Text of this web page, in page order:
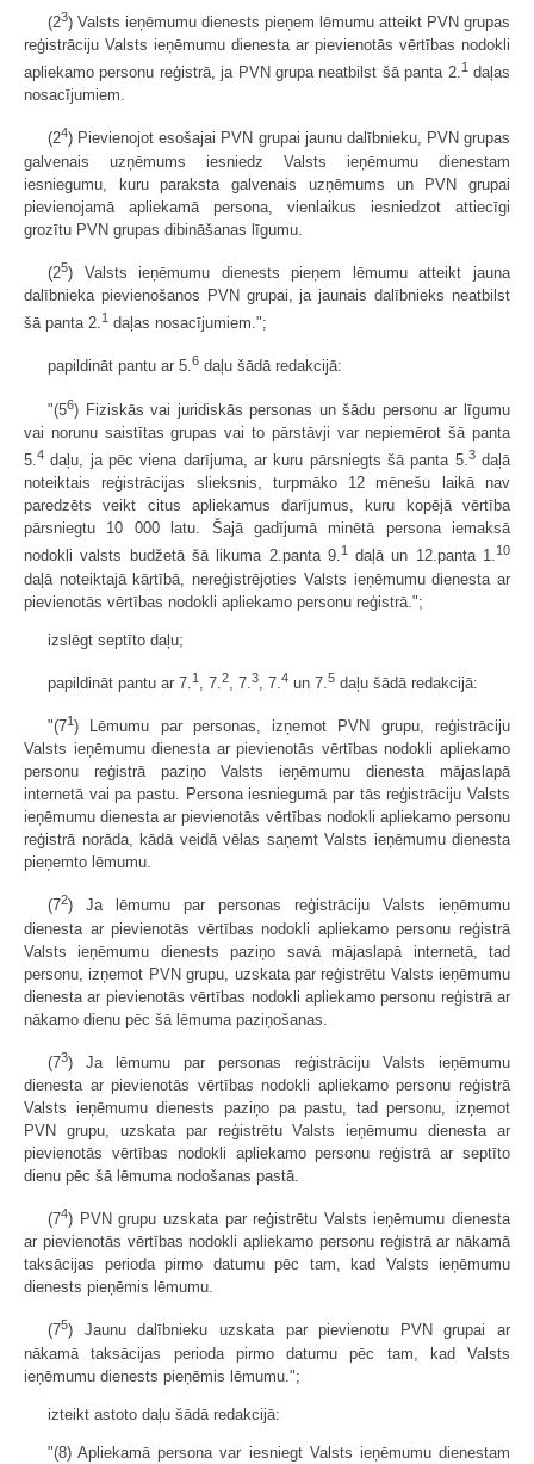
(23) Valsts ieņēmumu dienests pieņem lēmumu atteikt PVN grupas
reģistrāciju Valsts ieņēmumu dienesta ar pievienotās vērtības nodokli
apliekamo personu reģistrā, ja PVN grupa neatbilst šā panta 2.1daļas
nosacījumiem.
(24) Pievienojot esošajai PVN grupai jaunu dalībnieku, PVN grupas
galvenais uzņēmums iesniedz Valsts ieņēmumu dienestam
iesniegumu, kuru paraksta galvenais uzņēmums un PVN grupai
pievienojamā apliekamā persona, vienlaikus iesniedzot attiecīgi
grozītu PVN grupas dibināšanas līgumu.
(25) Valsts ieņēmumu dienests pieņem lēmumu atteikt jauna
dalībnieka pievienošanos PVN grupai, ja jaunais dalībnieks neatbilst
šā panta 2.1 daļas nosacījumiem.";
papildināt pantu ar 5.6 daļu šādā redakcijā:
"(56) Fiziskās vai juridiskās personas un šādu personu ar līgumu
vai norunu saistītas grupas vai to pārstāvji var nepiemērot šā panta
5.4 daļu, ja pēc viena darījuma, ar kuru pārsniegts šā panta 5.3daļā
noteiktais reģistrācijas slieksnis, turpmāko 12 mēnešu laikā nav
paredzēts veikt citus apliekamus darījumus, kuru kopējā vērtība
pārsniegtu 10 000 latu. Šajā gadījumā minētā persona iemaksā
nodokli valsts budžetā šā likuma 2.panta 9.1 daļā un 12.panta 1.10
daļā noteiktajā kārtībā, nereģistrējoties Valsts ieņēmumu dienesta ar
pievienotās vērtības nodokli apliekamo personu reģistrā.";
izslēgt septīto daļu;
papildināt pantu ar 7. 1 , 7. 2 , 7. 3 , 7. 4 un 7. 5 daļu šādā redakcijā:
"(71) Lēmumu par personas, izņemot PVN grupu, reģistrāciju
Valsts ieņēmumu dienesta ar pievienotās vērtības nodokli apliekamo
personu reģistrā paziņo Valsts ieņēmumu dienesta mājaslapā
internetā vai pa pastu. Persona iesniegumā par tās reģistrāciju Valsts
ieņēmumu dienesta ar pievienotās vērtības nodokli apliekamo personu
reģistrā norāda, kādā veidā vēlas saņemt Valsts ieņēmumu dienesta
pieņemto lēmumu.
(72) Ja lēmumu par personas reģistrāciju Valsts ieņēmumu
dienesta ar pievienotās vērtības nodokli apliekamo personu reģistrā
Valsts ieņēmumu dienests paziņo savā mājaslapā internetā, tad
personu, izņemot PVN grupu, uzskata par reģistrētu Valsts ieņēmumu
dienesta ar pievienotās vērtības nodokli apliekamo personu reģistrā ar
nākamo dienu pēc šā lēmuma paziņošanas.
(73) Ja lēmumu par personas reģistrāciju Valsts ieņēmumu
dienesta ar pievienotās vērtības nodokli apliekamo personu reģistrā
Valsts ieņēmumu dienests paziņo pa pastu, tad personu, izņemot
PVN grupu, uzskata par reģistrētu Valsts ieņēmumu dienesta ar
pievienotās vērtības nodokli apliekamo personu reģistrā ar septīto
dienu pēc šā lēmuma nodošanas pastā.
(74) PVN grupu uzskata par reģistrētu Valsts ieņēmumu dienesta
ar pievienotās vērtības nodokli apliekamo personu reģistrā ar nākamā
taksācijas perioda pirmo datumu pēc tam, kad Valsts ieņēmumu
dienests pieņēmis lēmumu.
(75) Jaunu dalībnieku uzskata par pievienotu PVN grupai ar
nākamā taksācijas perioda pirmo datumu pēc tam, kad Valsts
ieņēmumu dienests pieņēmis lēmumu.";
izteikt astoto daļu šādā redakcijā:
"(8) Apliekamā persona var iesniegt Valsts ieņēmumu dienestam